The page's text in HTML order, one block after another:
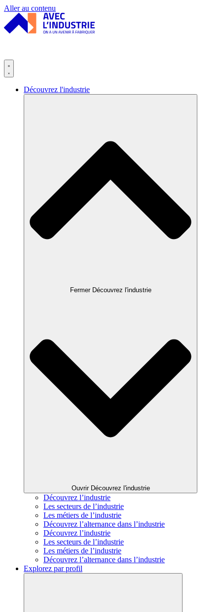
Panneau de gestion des cookies
Aller au contenu
Découvrez l'industrie
Fermer Découvrez l'industrie
Ouvrir Découvrez l'industrie
Découvrez l’industrie
Les secteurs de l’industrie
Les métiers de l’industrie
Découvrez l’alternance dans l’industrie
Découvrez l’industrie
Les secteurs de l’industrie
Les métiers de l’industrie
Découvrez l’alternance dans l’industrie
Explorez par profil